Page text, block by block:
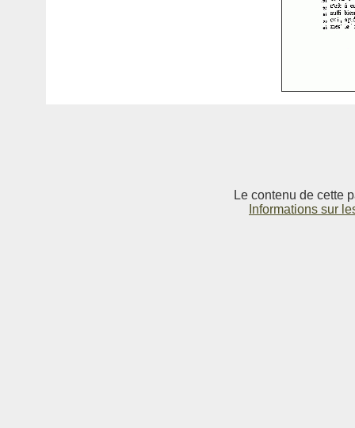
Le contenu de cette
Informations sur